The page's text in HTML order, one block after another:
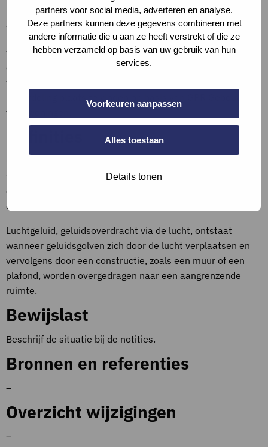
partners voor social media, adverteren en analyse.
Deze partners kunnen deze gegevens combineren met
andere informatie die u aan ze heeft verstrekt of die ze
hebben verzameld op basis van uw gebruik van hun
services.
Voorkeuren aanpassen
Alles toestaan
Details tonen
De geluidwering hangt van veel invloeden af. De hier
gegeven waarden en constructies zijn indicatief. Bij twijfel
kan een bouwfysisch adviesbureau om advies gevraagd
worden. De beoordeling is op basis van buren met
eenzelfde gebruiksfunctie. Als in een specifiek geval een
woning grenst aan een andere gebruiksfunctie dient de
beoordeling plaats te vinden op basis van GPR Gebouw
voor woningen.
Contactgeluid, ook wel structuurgeluid genoemd, ontstaat
wanneer een object direct contact maakt met een
oppervlak, waardoor trillingen worden veroorzaakt die zich
door de structuur van het gebouw verspreiden.
Luchtgeluid, geluidsoverdracht via de lucht, ontstaat
wanneer geluidsgolven zich door de lucht verplaatsen en
vervolgens door een constructie, zoals een muur of een
plafond, worden overgedragen naar een aangrenzende
ruimte.
Bewijslast
Beschrijf de situatie bij de notities.
Bronnen en referenties
–
Overzicht wijzigingen
–